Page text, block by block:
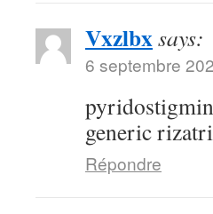
Vxzlbxsays:
6 septembre
generic
Répondre